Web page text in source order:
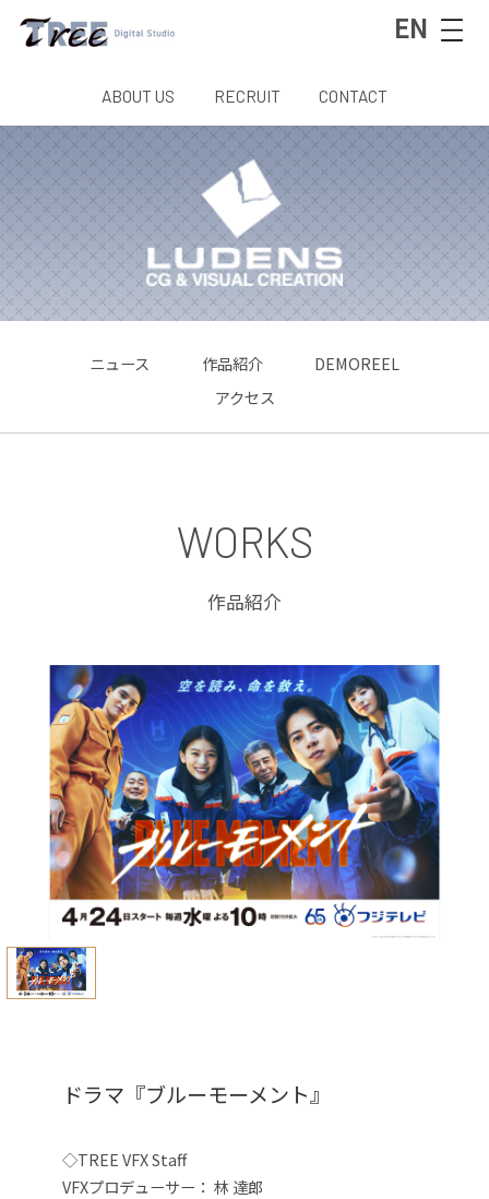
EN
ABOUT US RECRUIT CONTACT
ニュース 作品紹介
DEMOREEL
アクセス
WORKS
作品紹介
ドラマ『ブルーモーメント』
◇TREE VFX Staff
VFXプロデューサー： 林 達郎